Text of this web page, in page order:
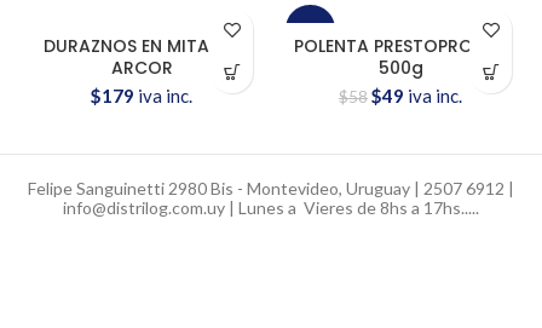
DURAZNOS EN MITADES
ARCOR
$179 iva inc.
POLENTA PRESTOPRONTA
500g
$58El
$58.
$49 El
$49.
iva inc.
Felipe Sanguinetti 2980 Bis - Montevideo, Uruguay | 2507 6912 |
info@distrilog.com.uy | Lunes a Vieres de 8hs a 17hs.....